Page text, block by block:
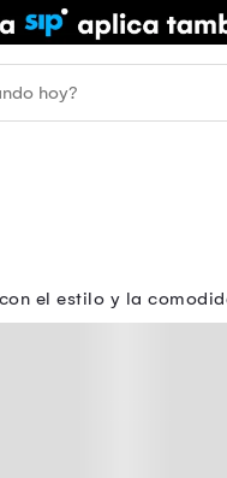
el estilo y la